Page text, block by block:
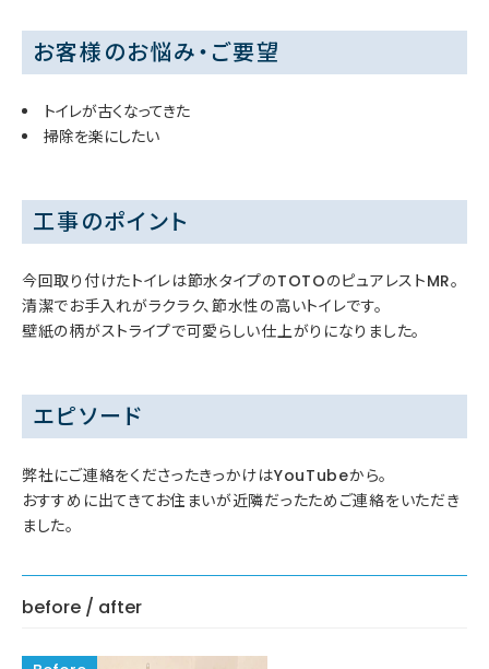
お客様のお悩み・ご要望
トイレが古くなってきた
掃除を楽にしたい
工事のポイント
今回取り付けたトイレは節水タイプのTOTOのピュアレストMR。
清潔でお手入れがラクラク、節水性の高いトイレです。
壁紙の柄がストライプで可愛らしい仕上がりになりました。
エピソード
弊社にご連絡をくださったきっかけはYouTubeから。
おすすめに出てきてお住まいが近隣だったためご連絡をいただき
ました。
before / after